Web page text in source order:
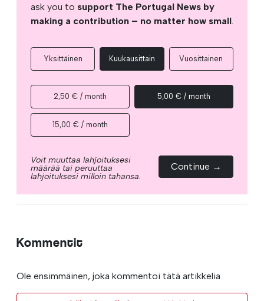
ask you to support The Portugal News by
making a contribution – no matter how small.
Yksittäinen Kuukausittain Vuosittainen
2,50 € / month 5,00 € / month
15,00 € / month
Voit muuttaa lahjoituksesi
määrää tai peruuttaa
lahjoituksesi milloin tahansa.
Continue →
Kommentit
Ole ensimmäinen, joka kommentoi tätä artikkelia